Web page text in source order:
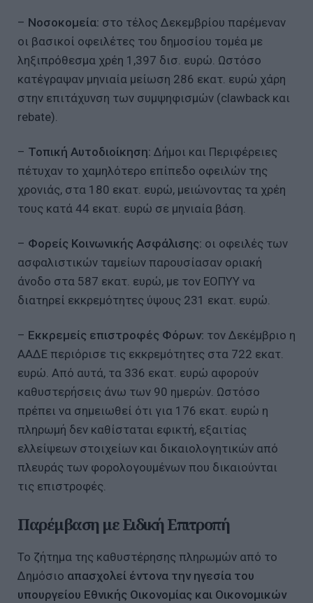
– Νοσοκομεία: στο τέλος Δεκεμβρίου παρέμεναν
οι βασικοί οφειλέτες του δημοσίου τομέα με
ληξιπρόθεσμα χρέη 1,397 δισ. ευρώ. Ωστόσο
κατέγραψαν μηνιαία μείωση 286 εκατ. ευρώ χάρη
στην επιτάχυνση των συμψηφισμών (clawback και
rebate).
– Τοπική Αυτοδιοίκηση: Δήμοι και Περιφέρειες
πέτυχαν το χαμηλότερο επίπεδο οφειλών της
χρονιάς, στα 180 εκατ. ευρώ, μειώνοντας τα χρέη
τους κατά 44 εκατ. ευρώ σε μηνιαία βάση.
– Φορείς Κοινωνικής Ασφάλισης: οι οφειλές των
ασφαλιστικών ταμείων παρουσίασαν οριακή
άνοδο στα 587 εκατ. ευρώ, με τον ΕΟΠΥΥ να
διατηρεί εκκρεμότητες ύψους 231 εκατ. ευρώ.
– Εκκρεμείς επιστροφές Φόρων: τον Δεκέμβριο η
ΑΑΔΕ περιόρισε τις εκκρεμότητες στα 722 εκατ.
ευρώ. Από αυτά, τα 336 εκατ. ευρώ αφορούν
καθυστερήσεις άνω των 90 ημερών. Ωστόσο
πρέπει να σημειωθεί ότι για 176 εκατ. ευρώ η
πληρωμή δεν καθίσταται εφικτή, εξαιτίας
ελλείψεων στοιχείων και δικαιολογητικών από
πλευράς των φορολογουμένων που δικαιούνται
τις επιστροφές.
Παρέμβαση με Ειδική Επιτροπή
Το ζήτημα της καθυστέρησης πληρωμών από το
Δημόσιο απασχολεί έντονα την ηγεσία του
υπουργείου Εθνικής Οικονομίας και Οικονομικών